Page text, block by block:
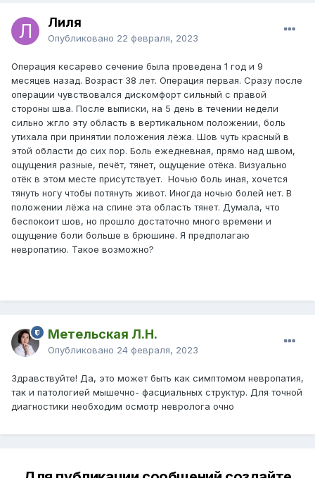
Лиля
Опубликовано 22 февраля, 2023
Операция кесарево сечение была проведена 1 год и 9
месяцев назад. Возраст 38 лет. Операция первая. Сразу после
операции чувствовался дискомфорт сильный с правой
стороны шва. После выписки, на 5 день в течении недели
сильно жгло эту область в вертикальном положении, боль
утихала при принятии положения лёжа. Шов чуть красный в
этой области до сих пор. Боль ежедневная, прямо над швом,
ощущения разные, печёт, тянет, ощущение отёка. Визуально
отёк в этом месте присутствует. Ночью боль иная, хочется
тянуть ногу чтобы потянуть живот. Иногда ночью болей нет. В
положении лёжа на спине эта область тянет. Думала, что
беспокоит шов, но прошло достаточно много времени и
ощущение боли больше в брюшине. Я предполагаю
невропатию. Такое возможно?
Метельская Л.Н.
Опубликовано 24 февраля, 2023
Здравствуйте! Да, это может быть как симптомом невропатия,
так и патологией мышечно- фасциальных структур. Для точной
диагностики необходим осмотр невролога очно